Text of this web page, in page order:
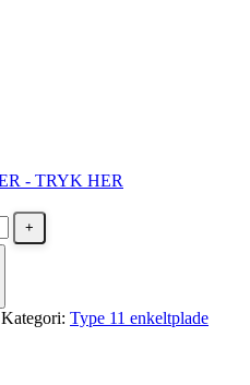
- TRYK HER
Kategori: Type 11 enkeltplade